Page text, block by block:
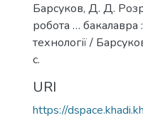
Барсуков, Д. Д.
робота … бакалавра
технології /
с.
URI
https://